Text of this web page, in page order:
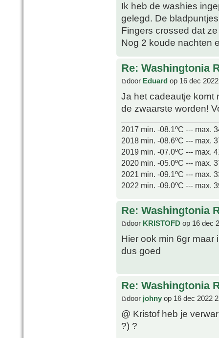
Ik heb de washies
gelegd. De
Fingers crossed dat
Nog 2 koude nachten
Re: Washingtonia
door Eduard op 16 dec
Ja het cadeautje komt
de zwaarste worden!
2017 min. -08.1ºC --- max.
2018 min. -08.6ºC --- max.
2019 min. -07.0ºC --- max.
2020 min. -05.0ºC --- max.
2021 min. -09.1ºC --- max.
2022 min. -09.0ºC --- max.
Re: Washingtonia
door KRISTOFD op 16 dec
Hier ook min 6gr maar
dus goed
Re: Washingtonia
door johny op 16 dec 2022
@ Kristof heb je
?) ?